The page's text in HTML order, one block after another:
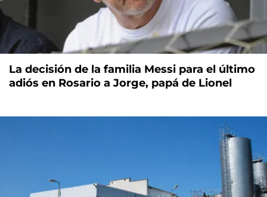
La decisión de la familia Messi para el último
adiós en Rosario a Jorge, papá de Lionel